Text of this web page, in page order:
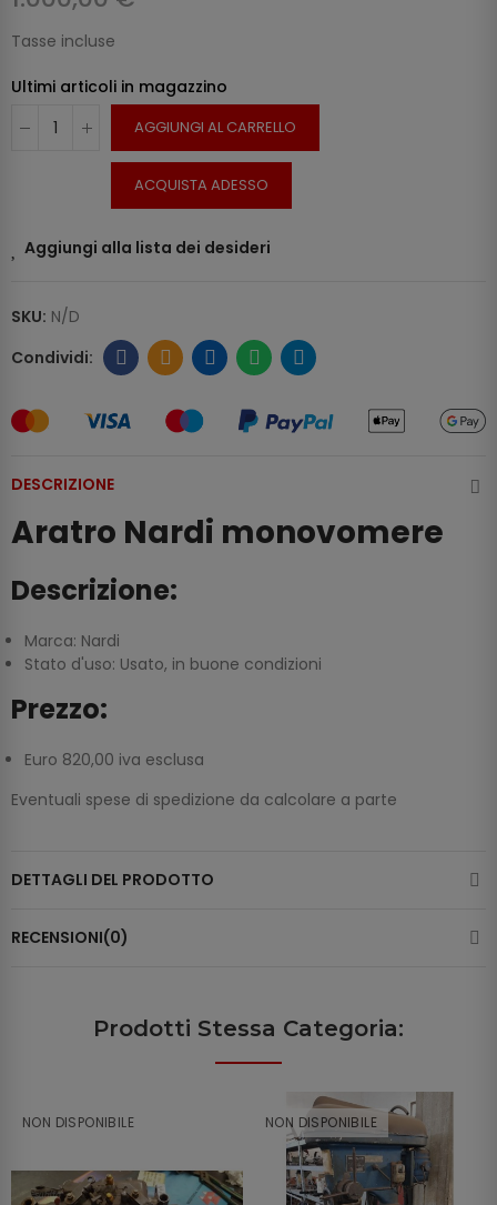
Tasse incluse
Ultimi articoli in magazzino
AGGIUNGI AL CARRELLO
ACQUISTA ADESSO
Aggiungi alla lista dei desideri
SKU: N/D
DESCRIZIONE
Aratro Nardi monovomere
Descrizione:
Marca: Nardi
Stato d'uso: Usato, in buone condizioni
Prezzo:
Euro 820,00 iva esclusa
Eventuali spese di spedizione da calcolare a parte
DETTAGLI DEL PRODOTTO
RECENSIONI(0)
Prodotti Stessa Categoria:
NON DISPONIBILE NON DISPONIBILE